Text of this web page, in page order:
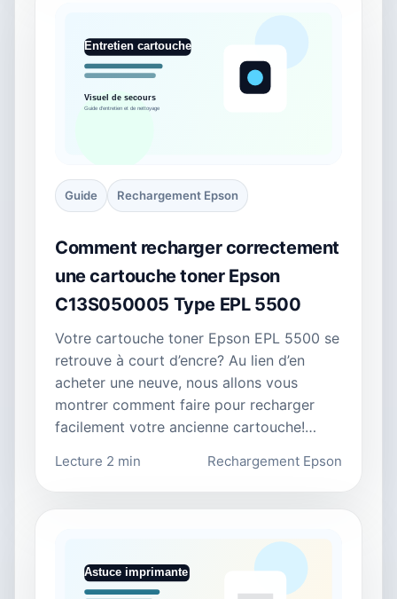
Guide Rechargement Epson
Comment recharger correctement
une cartouche toner Epson
C13S050005 Type EPL 5500
Votre cartouche toner Epson EPL 5500 se
retrouve à court d’encre? Au lien d’en
acheter une neuve, nous allons vous
montrer comment faire pour recharger
facilement votre ancienne cartouche!…
Lecture 2 min Rechargement Epson